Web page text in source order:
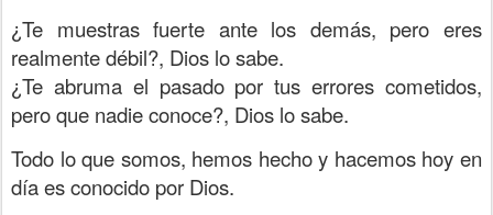
¿Te muestras fuerte ante los demás, pero eres
realmente débil?, Dios lo sabe.
¿Te abruma el pasado por tus errores cometidos,
pero que nadie conoce?, Dios lo sabe.
Todo lo que somos, hemos hecho y hacemos hoy en
día es conocido por Dios.